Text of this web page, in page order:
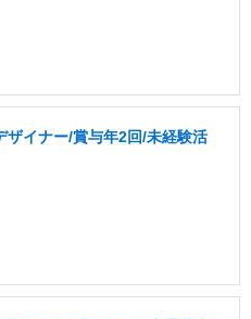
イナー/賞与年2回/未経験活